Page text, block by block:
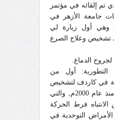
تم إلقائه في مؤتمر
جامعة الأزهر في
وهي أول زيارة لي
تشخيص وعلاج الصرع
الدماغ.
التطورية: أول من
في كاردف لتشخيص
عام 2000
م, والتي
فرط الحركة
الأمراض التوحدية في